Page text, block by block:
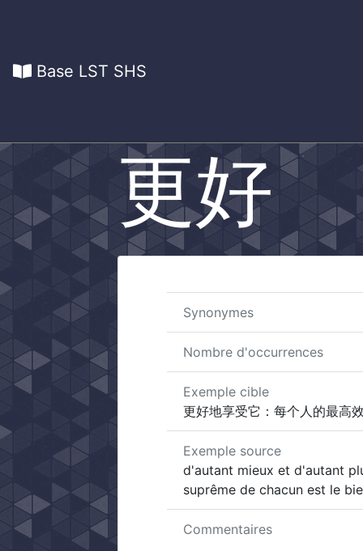
Base LST SHS
更好
Synonymes
Nombre d'occurrences
Exemple cible
更好地享受它：每个人的最高
Exemple source
d'autant mieux et d'autant
suprême de chacun est le
Commentaires